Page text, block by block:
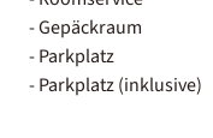
- Gepäckraum
- Parkplatz
- Parkplatz (inklusive)